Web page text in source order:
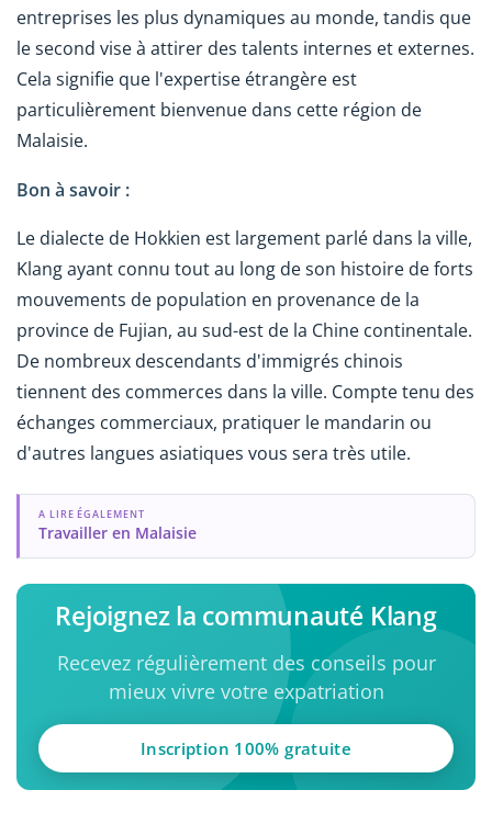
entreprises les plus dynamiques au monde, tandis que
le second vise à attirer des talents internes et externes.
Cela signifie que l'expertise étrangère est
particulièrement bienvenue dans cette région de
Malaisie.
Bon à savoir :
Le dialecte de Hokkien est largement parlé dans la ville,
Klang ayant connu tout au long de son histoire de forts
mouvements de population en provenance de la
province de Fujian, au sud-est de la Chine continentale.
De nombreux descendants d'immigrés chinois
tiennent des commerces dans la ville. Compte tenu des
échanges commerciaux, pratiquer le mandarin ou
d'autres langues asiatiques vous sera très utile.
A LIRE ÉGALEMENT
Travailler en Malaisie
Rejoignez la communauté Klang
Recevez régulièrement des conseils pour
mieux vivre votre expatriation
Inscription 100% gratuite